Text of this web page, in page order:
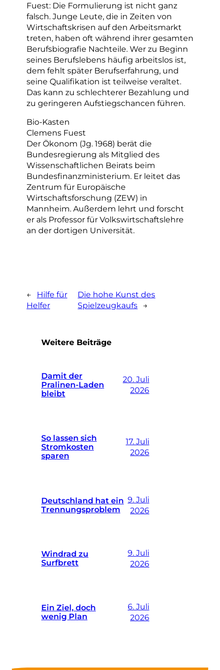
Fuest: Die Formulierung ist nicht ganz
falsch. Junge Leute, die in Zeiten von
Wirtschaftskrisen auf den Arbeitsmarkt
treten, haben oft während ihrer gesamten
Berufsbiografie Nachteile. Wer zu Beginn
seines Berufslebens häufig arbeitslos ist,
dem fehlt später Berufserfahrung, und
seine Qualifikation ist teilweise veraltet.
Das kann zu schlechterer Bezahlung und
zu geringeren Aufstiegschancen führen.
Bio-Kasten
Clemens Fuest
Der Ökonom (Jg. 1968) berät die
Bundesregierung als Mitglied des
Wissenschaftlichen Beirats beim
Bundesfinanzministerium. Er leitet das
Zentrum für Europäische
Wirtschaftsforschung (ZEW) in
Mannheim. Außerdem lehrt und forscht
er als Professor für Volkswirtschaftslehre
an der dortigen Universität.
←
Hilfe für
Helfer
Die hohe Kunst des
Spielzeugkaufs →
Weitere Beiträge
Damit der
Pralinen-Laden
bleibt
20. Juli
2026
So lassen sich
Stromkosten
sparen
17. Juli
2026
Deutschland hat ein
Trennungsproblem
9. Juli
2026
Windrad zu
Surfbrett
9. Juli
2026
Ein Ziel, doch
wenig Plan
6. Juli
2026